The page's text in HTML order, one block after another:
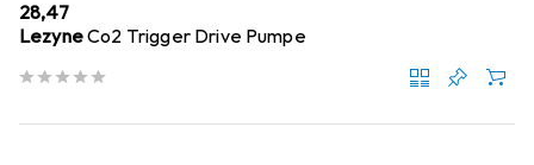
EUR
28,47
LezyneCo2 Trigger Drive Pumpe